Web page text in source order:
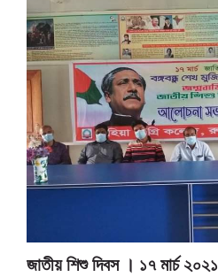
জাতীয় শিশু দিবস । ১৭ মার্চ ২০২১